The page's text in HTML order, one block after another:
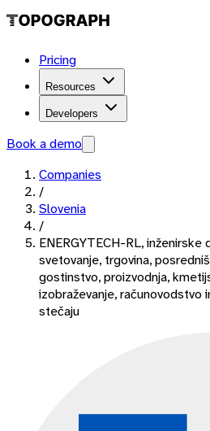
Pricing
Resources
Developers
Book a demo
Companies
/
Slovenia
/
ENERGYTECH-RL,
svetovanje, trgovina,
gostinstvo, proizvodnja,
izobraževanje, računovodstvo
stečaju